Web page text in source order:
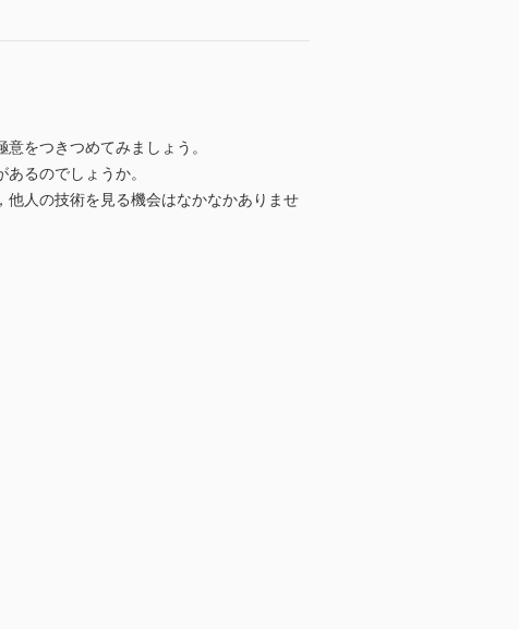
をつきつめてみましょう。
るのでしょうか。
人の技術を見る機会はなかなかありませ